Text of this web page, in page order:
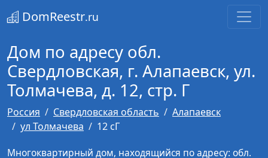
DomReestr.ru
Дом по адресу обл.
Свердловская, г. Алапаевск, ул.
Толмачева, д. 12, стр. Г
Россия Свердловская область
Алапаевск
ул Толмачева
12 сГ
Многоквартирный дом, находящийся по адресу: обл.